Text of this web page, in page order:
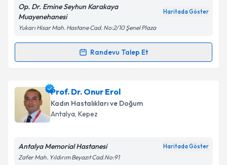
Op. Dr. Emine Seyhun Karakaya
Muayenehanesi
Haritada Göster
Yukarı Hisar Mah. Hastane Cad. No:2/10 Şenel Plaza
Randevu Talep Et
Randevu Takvimi Talebi
Op. Dr. Emine Seyhun Karakaya
takvimi talebi oluşturun. Size bu uzmandan randevu
almanız için bir takvim hazırlandığında e-posta ile
bilgilendireceğiz.
Prof. Dr. Onur Erol
Kadın Hastalıkları ve Doğum
Antalya, Kepez
Antalya Memorial Hastanesi Haritada Göster
Zafer Mah. Yıldırım Beyazıt Cad.No:91